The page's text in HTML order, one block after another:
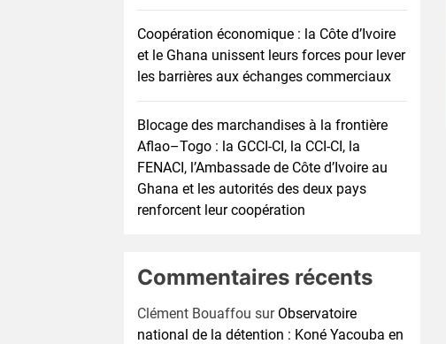
Coopération économique : la Côte d’Ivoire
et le Ghana unissent leurs forces pour lever
les barrières aux échanges commerciaux
Blocage des marchandises à la frontière
Aflao–Togo : la GCCI-CI, la CCI-CI, la
FENACI, l’Ambassade de Côte d’Ivoire au
Ghana et les autorités des deux pays
renforcent leur coopération
Commentaires récents
Clément Bouaffou sur Observatoire
national de la détention : Koné Yacouba en